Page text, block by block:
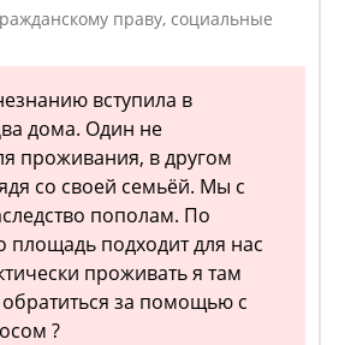
праву, социальные
вступила в
дома. Один не
проживания, в другом
со своей семьёй. Мы с
пополам. По
площадь подходит для нас
проживать я там
за помощью с
?